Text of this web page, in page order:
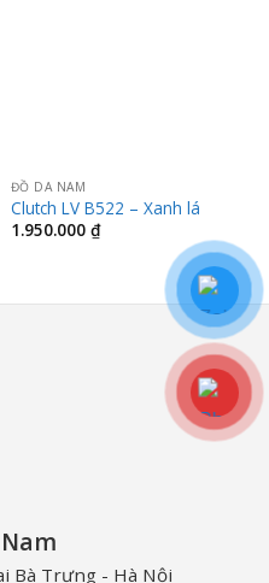
ĐỒ DA NAM
Clutch LV B522 – Xanh lá
1.950.000 ₫
Bà Trưng - Hà Nội